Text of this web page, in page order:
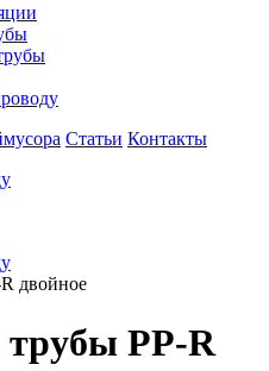
Статьи Контакты
двойное
трубы PP-R